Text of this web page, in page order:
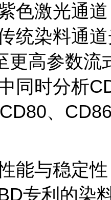
色激光通
统染料通
更高参数
同时分析
CD80、
能与稳定
专利的染